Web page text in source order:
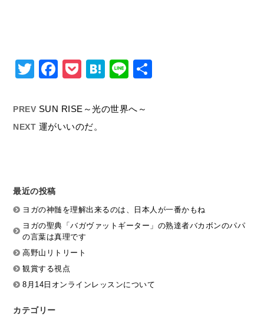
Twitter
Facebook
Pocket
Hatena
Line
PREV SUN RISE～光の世界へ～
NEXT 運がいいのだ。
最近の投稿
ヨガの神髄を理解出来るのは、日本人が一番かもね
ヨガの聖典「バガヴァットギーター」の熟達者バカボンのパパ
の言葉は真理です
高野山リトリート
観賞する視点
8月14日オンラインレッスンについて
カテゴリー